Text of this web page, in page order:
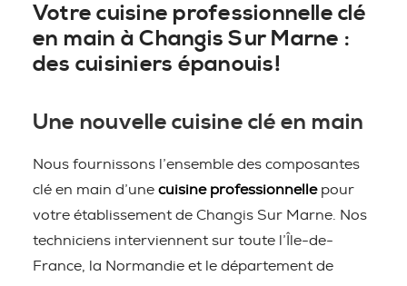
Votre cuisine professionnelle clé
en main à Changis Sur Marne :
des cuisiniers épanouis!
Une nouvelle cuisine clé en main
Nous fournissons l’ensemble des composantes
clé en main d’une cuisine professionnellepour
votre établissement de Changis Sur Marne. Nos
techniciens interviennent sur toute l’Île-de-
France, la Normandie et le département de